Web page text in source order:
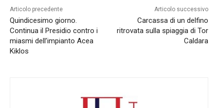
Articolo precedente
Quindicesimo giorno.
Continua il Presidio contro i
miasmi dell’impianto Acea
Kiklos
Articolo successivo
Carcassa di un delfino
ritrovata sulla spiaggia di Tor
Caldara